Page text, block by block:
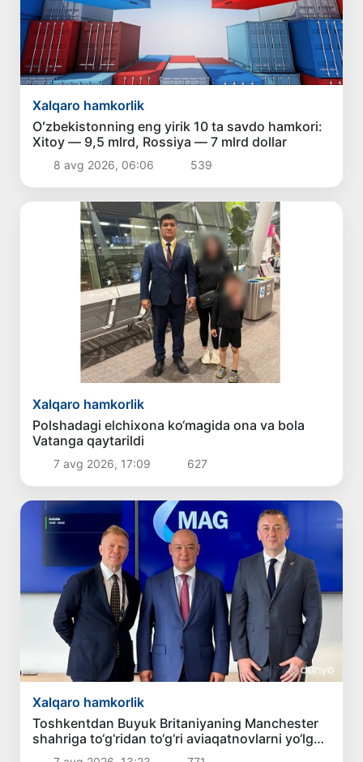
Xalqaro hamkorlik
Oʻzbekistonning eng yirik 10 ta savdo hamkori:
Xitoy — 9,5 mlrd, Rossiya — 7 mlrd dollar
8 avg 2026, 06:06 539
Xalqaro hamkorlik
Polshadagi elchixona ko‘magida ona va bola
Vatanga qaytarildi
7 avg 2026, 17:09 627
Xalqaro hamkorlik
Toshkentdan Buyuk Britaniyaning Manchester
shahriga to‘g‘ridan to‘g‘ri aviaqatnovlarni yo‘lga
qo‘yish masalasi ko‘rib chiqilmoqda